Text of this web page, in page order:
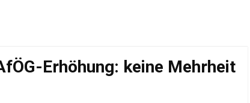
Erhöhung: keine Mehrheit